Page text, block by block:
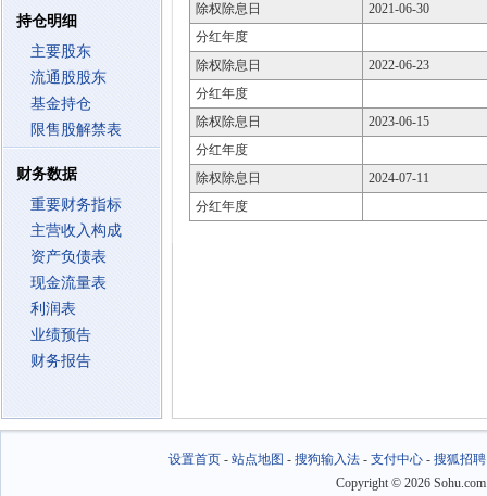
持仓明细
主要股东
流通股股东
基金持仓
限售股解禁表
财务数据
重要财务指标
主营收入构成
资产负债表
现金流量表
利润表
业绩预告
财务报告
除权除息日
2021-06-30
分红年度
除权除息日
2022-06-23
分红年度
除权除息日
2023-06-15
分红年度
除权除息日
2024-07-11
分红年度
设置首页- 站点地图 - 搜狗输入法- 支付中心- 搜狐招聘
Copyright © 2026